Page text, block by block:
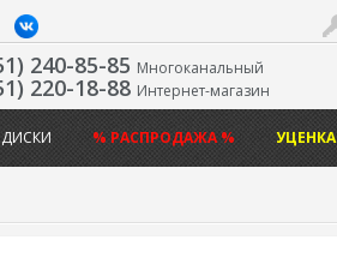
240-85-85 Многоканальный
220-18-88 Интернет-магазин
% РАСПРОДАЖА % УЦЕНКА